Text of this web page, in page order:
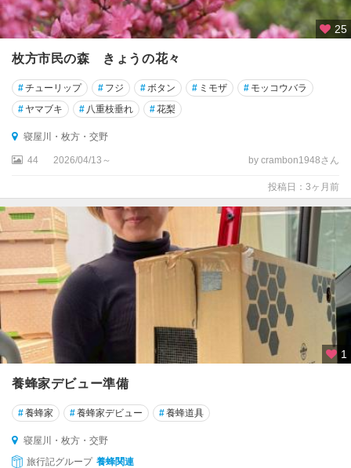
箕
面
能
勢
関
西
港
堺
・
岸
和
富
林
・
河
内
野
25
枚方市民の森 きょうの花々
#チューリップ # フジ #ボタン # ミモザ # モッコウバラ
# ヤマブキ # 八重枝垂れ #花梨
寝屋川・枚方・交野
44 2026/04/13～ by crambon1948さん
投稿日：3ヶ月前
1
養蜂家デビュー準備
#養蜂家 #養蜂家デビュー #養蜂道具
寝屋川・枚方・交野
旅行記グループ 養蜂関連